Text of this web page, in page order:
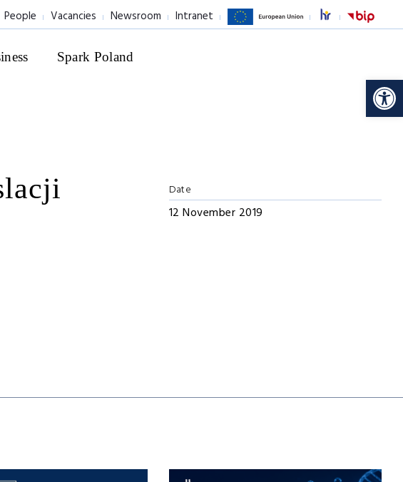
People Vacancies Newsroom Intranet
Spark Poland
Date
12 November 2019